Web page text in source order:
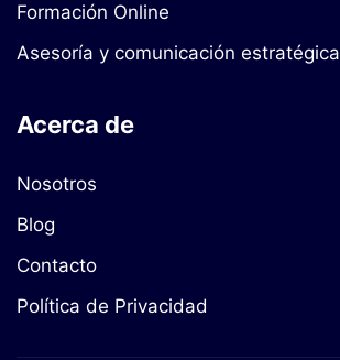
Formación Online
Asesoría y comunicación estratégica
Acerca de
Nosotros
Blog
Contacto
Política de Privacidad